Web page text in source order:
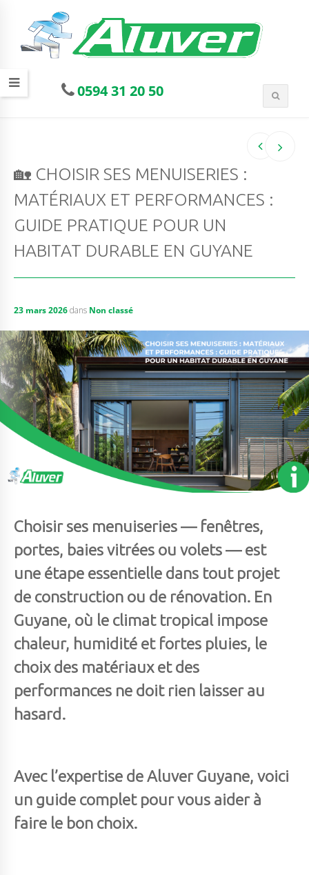
0594 31 20 50
🏡 CHOISIR SES MENUISERIES :
MATÉRIAUX ET PERFORMANCES :
GUIDE PRATIQUE POUR UN
HABITAT DURABLE EN GUYANE
23 mars 2026dans Non classé
Choisir ses menuiseries — fenêtres,
portes, baies vitrées ou volets — est
une étape essentielle dans tout projet
de construction ou de rénovation. En
Guyane, où le climat tropical impose
chaleur, humidité et fortes pluies, le
choix des matériaux et des
performances ne doit rien laisser au
hasard.
Avec l’expertise de Aluver Guyane, voici
un guide complet pour vous aider à
faire le bon choix.